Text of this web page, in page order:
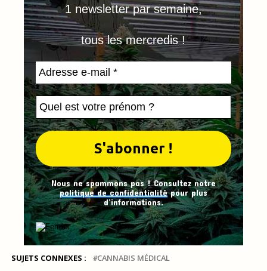
1 newsletter par semaine,
tous les mercredis !
Nous ne spammons pas ! Consultez notre
politique de confidentialitépour plus
d’informations.
SUJETS CONNEXES : CANNABIS MÉDICAL